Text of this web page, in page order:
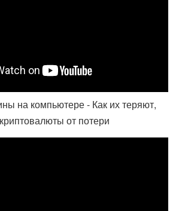
на компьютере - Как их теряют,
от потери